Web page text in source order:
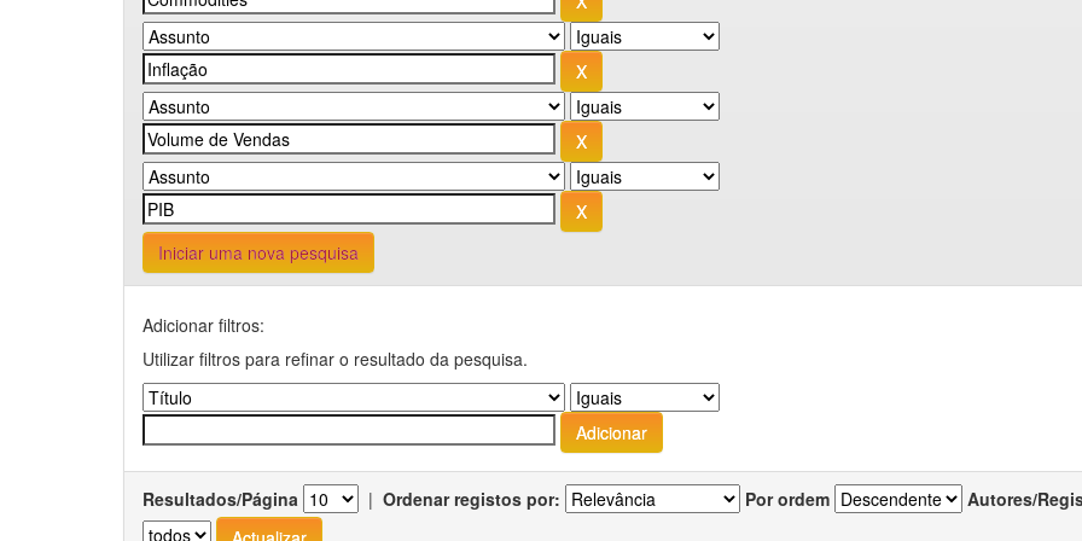
Iniciar uma nova pesquisa
Adicionar filtros:
Utilizar filtros para refinar o resultado da pesquisa.
Resultados/Página | Ordenar registos por: Por ordem Autores/